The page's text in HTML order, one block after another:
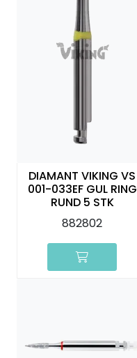
DIAMANT VIKING VS
001-033EF GUL RING
RUND 5 STK
882802